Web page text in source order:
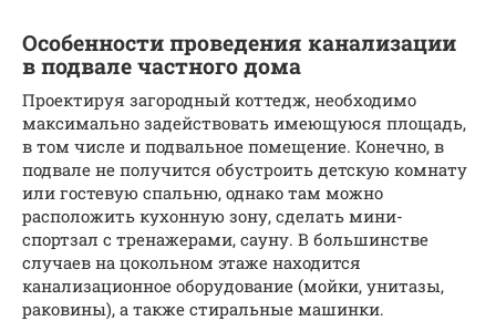
Особенности проведения канализации
в подвале частного дома
Проектируя загородный коттедж, необходимо
максимально задействовать имеющуюся площадь,
в том числе и подвальное помещение. Конечно, в
подвале не получится обустроить детскую комнату
или гостевую спальню, однако там можно
расположить кухонную зону, сделать мини-
спортзал с тренажерами, сауну. В большинстве
случаев на цокольном этаже находится
канализационное оборудование (мойки, унитазы,
раковины), а также стиральные машинки.